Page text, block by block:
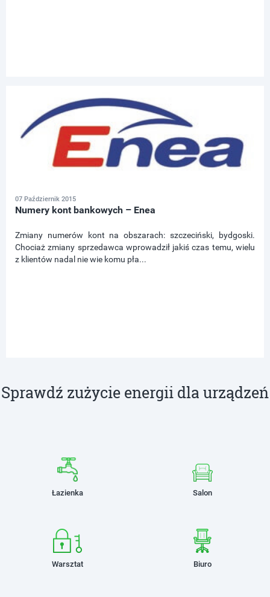
07 Październik 2015
Numery kont bankowych – Enea
Zmiany numerów kont na obszarach: szczeciński, bydgoski.
Chociaż zmiany sprzedawca wprowadził jakiś czas temu, wielu
z klientów nadal nie wie komu pła...
Sprawdź zużycie energii dla urządzeń
Łazienka Salon
Warsztat Biuro